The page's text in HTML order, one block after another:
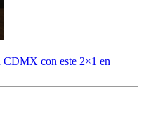
CDMX con este 2×1 en